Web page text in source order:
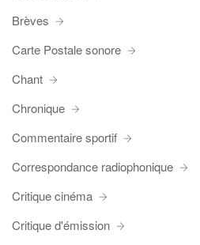
Brèves
Carte Postale sonore
Chant
Chronique
Commentaire sportif
Correspondance radiophonique
Critique cinéma
Critique d'émission